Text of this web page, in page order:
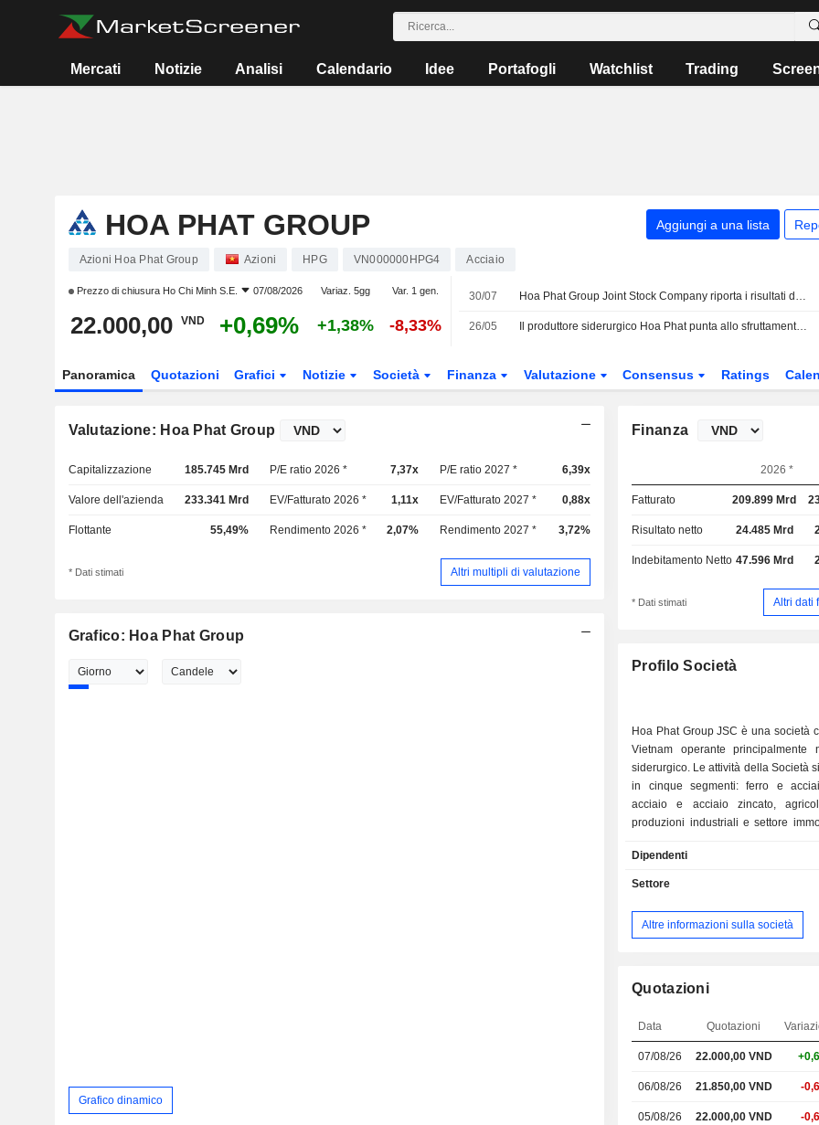
Mercati Notizie Analisi Calendario Idee Portafogli Watchlist Trading
HOA PHAT GROUP Aggiungi a una lista
Azioni Hoa Phat Group Azioni HPG VN000000HPG4 Acciaio
Prezzo di chiusura Ho Chi Minh S.E. 07/08/2026 Variaz. 5gg Var. 1 gen.
22.000,00 VND +0,69% +1,38% -8,33%
30/07 Hoa Phat Group Joint Stock Company riporta i risultati degli utili per il secondo trimestre e per il semestre conclusosi il 30 giugno 2026
26/05 Il produttore siderurgico Hoa Phat punta allo sfruttamento della più grande miniera di ferro del Vietnam
Panoramica Quotazioni Grafici Notizie Società Finanza Valutazione Consensus Ratings
Valutazione: Hoa Phat Group
Capitalizzazione 185.745 Mrd P/E ratio 2026 * 7,37x P/E ratio 2027 * 6,39x
Valore dell'azienda 233.341 Mrd EV/Fatturato 2026 * 1,11x EV/Fatturato 2027 * 0,88x
Flottante 55,49% Rendimento 2026 * 2,07% Rendimento 2027 * 3,72%
* Dati stimati Altri multipli di valutazione
Grafico: Hoa Phat Group
Grafico dinamico
Finanza
2026 *
Fatturato 209.899 Mrd
Risultato netto 24.485 Mrd
Indebitamento Netto 47.596 Mrd
* Dati stimati Altri dati
Profilo Società
Hoa Phat Group JSC è una società
Vietnam operante principalmente
siderurgico. Le attività della Società
in cinque segmenti: ferro e
acciaio e acciaio zincato,
produzioni industriali e settore
quali lamiere, barre, rotoli e
materiali per la produzione
Nell'ambito del segmento industriale,
commercializza veicoli e
l'ufficio. Nel segmento agricolo,
lavorazione delle carni,
produzione di mangimi, fertilizzanti
agricole. Nel segmento
Dipendenti
Settore
Altre informazioni sulla società
Quotazioni
Data Quotazioni
07/08/26 22.000,00 VND
06/08/26 21.850,00 VND -
05/08/26 22.000,00 VND -